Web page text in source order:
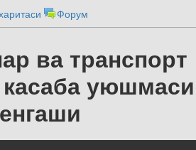
Форум
ва транспорт
уюшмаси